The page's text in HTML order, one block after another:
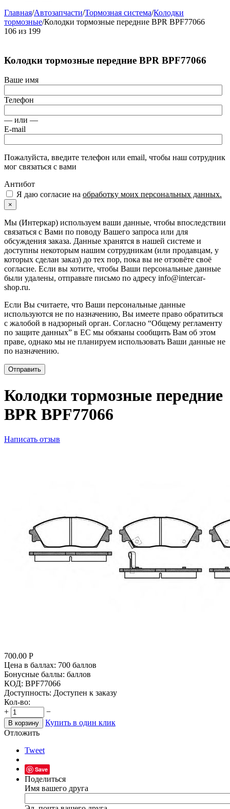
Главная/Автозапчасти/Тормозная система/Колодки
тормозные/Колодки тормозные передние BPR BPF77066
106 из 199
Колодки тормозные передние BPR BPF77066
Ваше имя
Телефон
— или —
E-mail
Пожалуйста, введите телефон или email, чтобы наш сотрудник
мог связаться с вами
Антибот
Я даю согласие на обработку моих персональных данных.
×
Мы (Интеркар) используем ваши данные, чтобы впоследствии
связаться с Вами по поводу Вашего запроса или для
обсуждения заказа. Данные хранятся в нашей системе и
доступны некоторым нашим сотрудникам (или продавцам, у
которых сделан заказ) до тех пор, пока вы не отзовёте своё
согласие. Если вы хотите, чтобы Ваши персональные данные
были удалены, отправьте письмо по адресу info@intercar-
shop.ru.
Если Вы считаете, что Ваши персональные данные
используются не по назначению, Вы имеете право обратиться
с жалобой в надзорный орган. Согласно “Общему регламенту
по защите данных” в ЕС мы обязаны сообщить Вам об этом
праве, однако мы не планируем использовать Ваши данные не
по назначению.
Отправить
Колодки тормозные передние
BPR BPF77066
Написать отзыв
700.00 Р
Цена в баллах: 700 баллов
Бонусные баллы: баллов
КОД: BPF77066
Доступность: Доступен к заказу
Кол-во:
+
−
В корзину
Купить в один клик
Отложить
Tweet
Save
Поделиться
Имя вашего друга